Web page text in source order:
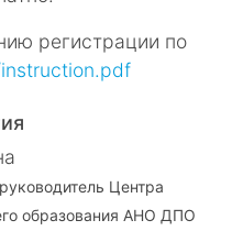
регистрации по
Центра
образования АНО ДПО